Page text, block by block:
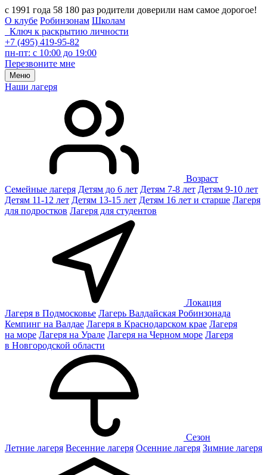
с 1991 года 58 180 раз родители доверили нам самое дорогое!
О клубе Робинзонам Школам
Ключ к раскрытию личности
+7 (495) 419-95-82
пн-пт: с 10:00 до 19:00
Перезвоните мне
Меню
Наши лагеря
Возраст
Семейные лагеря Детям до 6 лет Детям 7-8 лет Детям 9-10 лет
Детям 11-12 лет Детям 13-15 лет Детям 16 лет и старше Лагеря
для подростков Лагеря для студентов
Локация
Лагеря в Подмосковье Лагерь Валдайская Робинзонада
Кемпинг на Валдае Лагеря в Краснодарском крае Лагеря
на море Лагеря на Урале Лагеря на Черном море Лагеря
в Новгородской области
Сезон
Летние лагеря Весенние лагеря Осенние лагеря Зимние лагеря